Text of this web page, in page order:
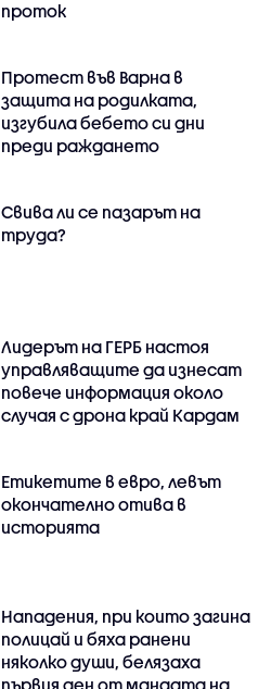
проток
Протест във Варна в
защита на родилката,
изгубила бебето си дни
преди раждането
Свива ли се пазарът на
труда?
Лидерът на ГЕРБ настоя
управляващите да изнесат
повече информация около
случая с дрона край Кардам
Етикетите в евро, левът
окончателно отива в
историята
Нападения, при които загина
полицай и бяха ранени
няколко души, белязаха
първия ден от мандата на